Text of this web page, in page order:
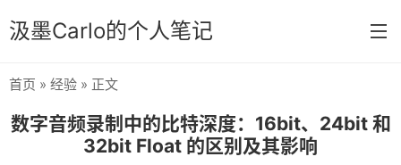
汲墨Carlo的个人笔记
分类
首页 » 经验 » 正文
数字音频录制中的比特深度：16bit、24bit 和
32bit Float 的区别及其影响